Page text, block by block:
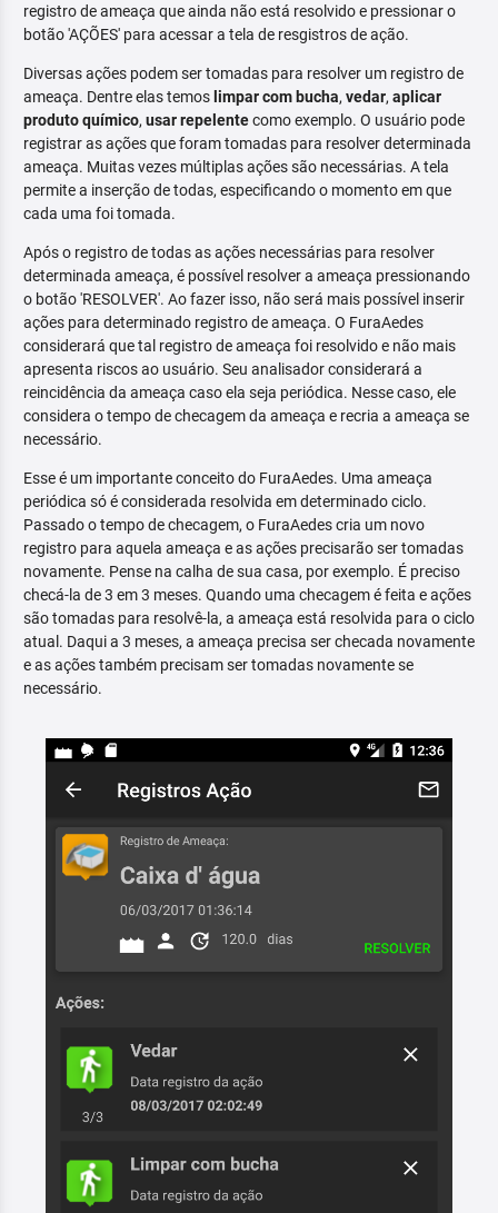
registro de ameaça que ainda não está resolvido e pressionar o
botão 'AÇÕES' para acessar a tela de resgistros de ação.
Diversas ações podem ser tomadas para resolver um registro de
ameaça. Dentre elas temos limpar com bucha, vedar, aplicar
produto químico, usar repelentecomo exemplo. O usuário pode
registrar as ações que foram tomadas para resolver determinada
ameaça. Muitas vezes múltiplas ações são necessárias. A tela
permite a inserção de todas, especificando o momento em que
cada uma foi tomada.
Após o registro de todas as ações necessárias para resolver
determinada ameaça, é possível resolver a ameaça pressionando
o botão 'RESOLVER'. Ao fazer isso, não será mais possível inserir
ações para determinado registro de ameaça. O FuraAedes
considerará que tal registro de ameaça foi resolvido e não mais
apresenta riscos ao usuário. Seu analisador considerará a
reincidência da ameaça caso ela seja periódica. Nesse caso, ele
considera o tempo de checagem da ameaça e recria a ameaça se
necessário.
Esse é um importante conceito do FuraAedes. Uma ameaça
periódica só é considerada resolvida em determinado ciclo.
Passado o tempo de checagem, o FuraAedes cria um novo
registro para aquela ameaça e as ações precisarão ser tomadas
novamente. Pense na calha de sua casa, por exemplo. É preciso
checá-la de 3 em 3 meses. Quando uma checagem é feita e ações
são tomadas para resolvê-la, a ameaça está resolvida para o ciclo
atual. Daqui a 3 meses, a ameaça precisa ser checada novamente
e as ações também precisam ser tomadas novamente se
necessário.